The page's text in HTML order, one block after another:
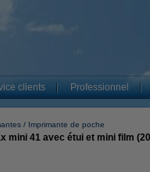
clients Professionnel
Imprimante de poche
mini 41 avec étui et mini film